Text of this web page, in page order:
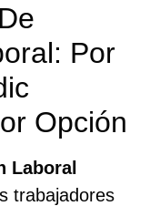
Por
Opción
Laboral
trabajadores